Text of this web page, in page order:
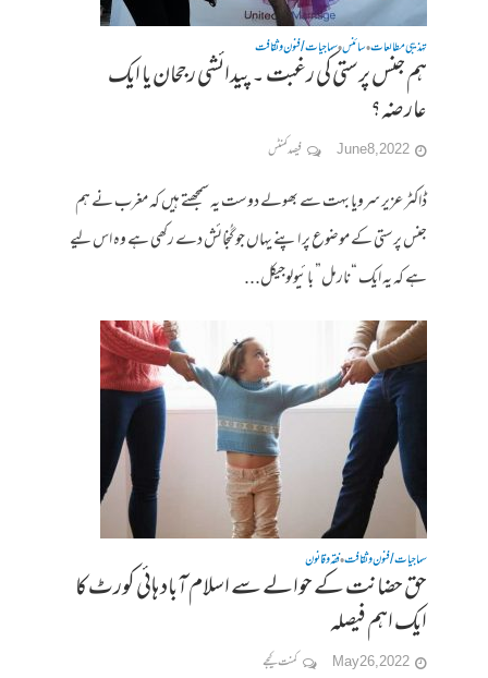
تہذیبی مطالعات•سائنس•سماجیات / فنون وثقافت
ہم جنس پرستی کی رغبت ۔ پیدائشی رجحان یا ایک
عارضہ؟
June 8, 2022 فیصد کمنٹس
ڈاکٹر عزیر سرویا بہت سے بھولے دوست یہ سمجھتے ہیں کہ مغرب نے ہم
جنس پرستی کے موضوع پر اپنے یہاں جو گُنجائش دے رکھی ہے وہ اس لیے
ہے کہ یہ ایک “نارمل” بائیولوجیکل...
سماجیات / فنون وثقافت•فقہ وقانون
حق حضانت کے حوالے سے اسلام آباد ہائی کورٹ کا
ایک اہم فیصلہ
May 26, 2022 کمنت کیجے